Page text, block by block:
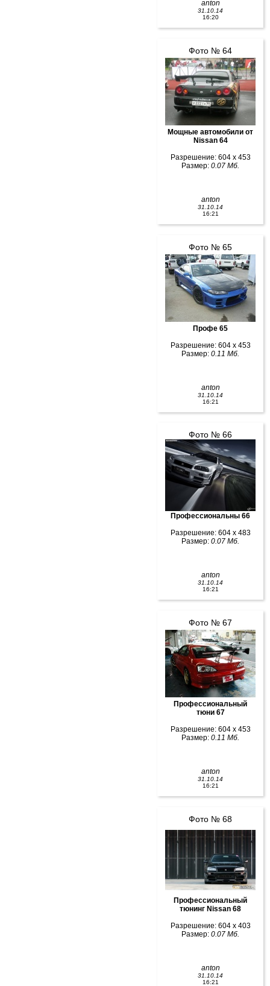
anton
31.10.14
16:20
Фото № 64
Мощные автомобили от
Nissan 64
Разрешение: 604 x 453
Размер: 0.07 Мб.
anton
31.10.14
16:21
Фото № 65
Профе 65
Разрешение: 604 x 453
Размер: 0.11 Мб.
anton
31.10.14
16:21
Фото № 66
Профессиональны 66
Разрешение: 604 x 483
Размер: 0.07 Мб.
anton
31.10.14
16:21
Фото № 67
Профессиональный
тюни 67
Разрешение: 604 x 453
Размер: 0.11 Мб.
anton
31.10.14
16:21
Фото № 68
Профессиональный
тюнинг Nissan 68
Разрешение: 604 x 403
Размер: 0.07 Мб.
anton
31.10.14
16:21